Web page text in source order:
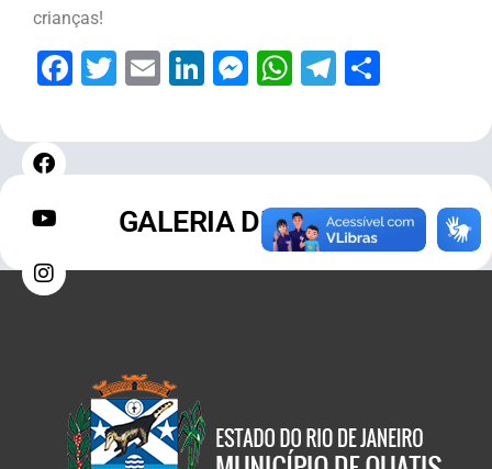
crianças!
Facebook
Twitter
EmailLinkedIn
Messenger
WhatsApp
Telegram
GALERIA DE FOTOS